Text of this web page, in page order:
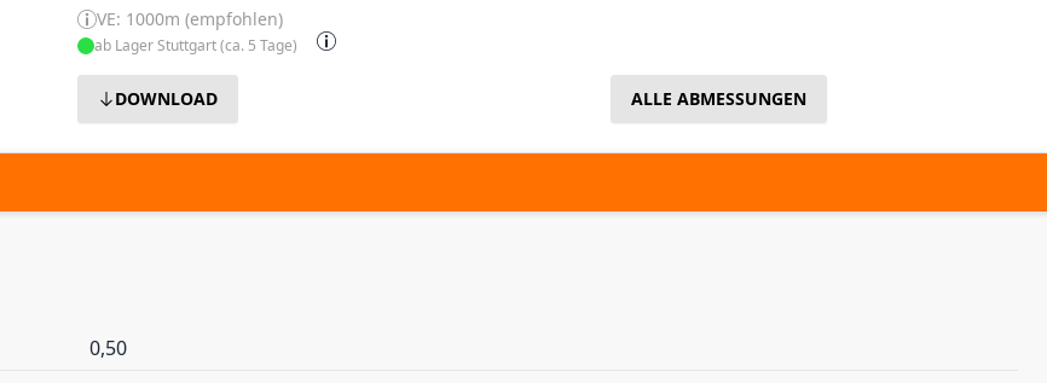
VE: 1000m (empfohlen)
ab Lager Stuttgart (ca. 5 Tage)
DOWNLOAD ALLE ABMESSUNGEN
0,50